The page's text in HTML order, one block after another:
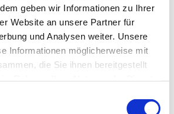
geben wir Informationen zu Ihrer
Website an unsere Partner für
und Analysen weiter. Unsere
Informationen möglicherweise mit
die Sie ihnen bereitgestellt
aus Paulus fanden auch
Weg zu uns, die unsere
nicht kannten.
dass Familie Schulenberg sich
Café künftig vierteljährlich